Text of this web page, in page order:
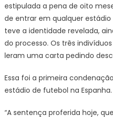
estipulada a pena de oito
de entrar em qualquer estádio
teve a identidade revelada,
do processo. Os três
leram uma carta pedindo
Essa foi a primeira
estádio de futebol na Espanha.
“A sentença proferida hoje,